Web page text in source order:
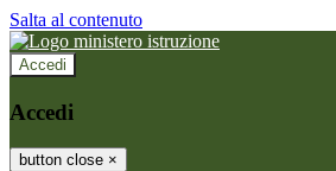
Salta al contenuto
Accedi
Accedi
button close ×